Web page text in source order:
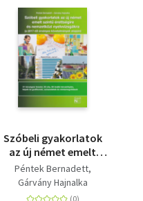
Szóbeli gyakorlatok
az új német emelt
szintű érettségire és
nemzetközi
nyelvvizsgákra
Péntek Bernadett
Gárvány Hajnalka